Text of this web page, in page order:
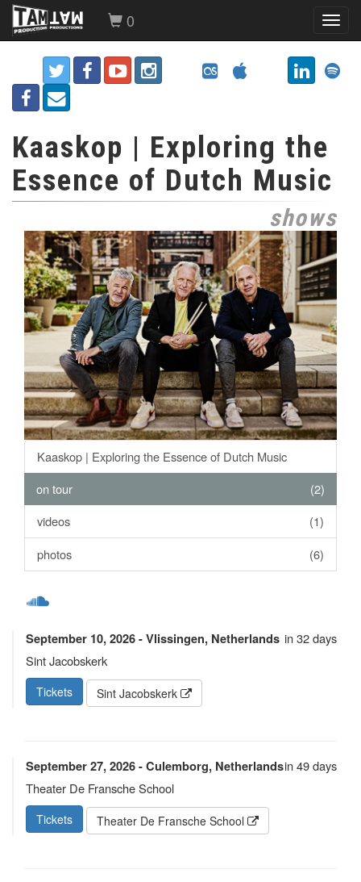
0
Kaaskop | Exploring the
Essence of Dutch Music
shows
Kaaskop | Exploring the Essence of Dutch Music
on tour
(2)
videos
(1)
photos
(6)
September 10, 2026 - Vlissingen, Netherlands in 32 days
Sint Jacobskerk
Tickets Sint Jacobskerk
September 27, 2026 - Culemborg, Netherlandsin 49 days
Theater De Fransche School
Tickets Theater De Fransche School